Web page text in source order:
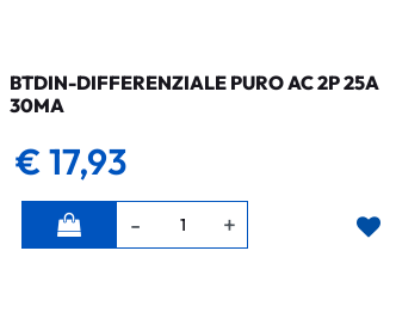
BTDIN-DIFFERENZIALE PURO AC 2P 25A
30MA
€ 17,93
Quantità